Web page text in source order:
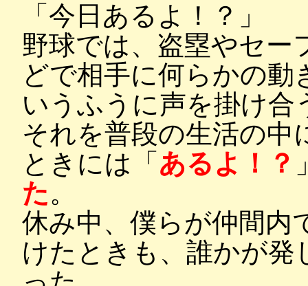
「今日あるよ！？」
野球では、盗塁やセー
どで相手に何らかの
いうふうに声を掛け合
それを普段の生活の中
ときには「 あるよ！？
た。
休み中、僕らが仲間内
けたときも、誰かが